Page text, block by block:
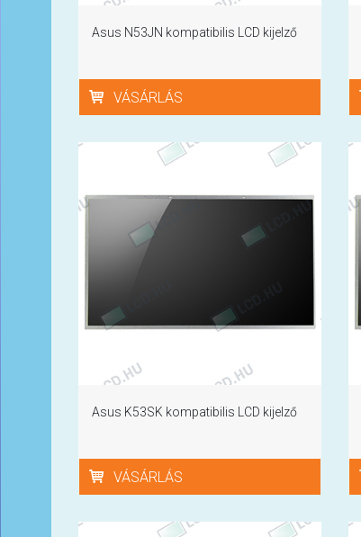
Asus N53JN kompatibilis LCD kijelző
VÁSÁRLÁS
Asus K53SK kompatibilis LCD kijelző
VÁSÁRLÁS